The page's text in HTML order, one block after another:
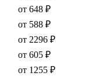
от 648 ₽
от 588 ₽
от 2296 ₽
от 605 ₽
от 1255 ₽